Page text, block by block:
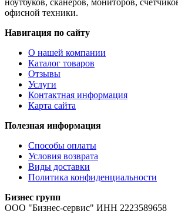
офисной техники.
Навигация по сайту
О нашей компании
Каталог товаров
Отзывы
Услуги
Контактная информация
Карта сайта
Полезная информация
Способы оплаты
Условия возврата
Виды доставки
Политика конфиденциальности
Бизнес групп
ООО "Бизнес-сервис" ИНН 2223589658